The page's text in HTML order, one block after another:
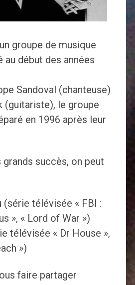
groupe de musique
début des années
Sandoval (chanteuse)
(guitariste), le groupe
en 1996 après leur
grands succès, on peut
(série télévisée « FBI :
», « Lord of War »)
télévisée « Dr House »,
»)
faire partager